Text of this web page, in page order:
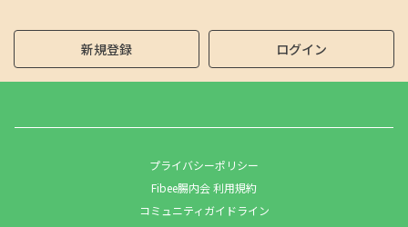
新規登録 ログイン
プライバシーポリシー
Fibee腸内会 利用規約
コミュニティガイドライン